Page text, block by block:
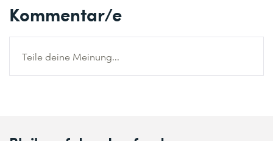
Kommentar/e
Teile deine Meinung...